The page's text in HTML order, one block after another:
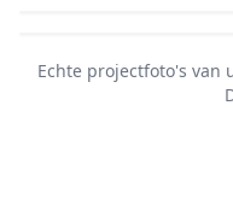
Echte projectfoto's van